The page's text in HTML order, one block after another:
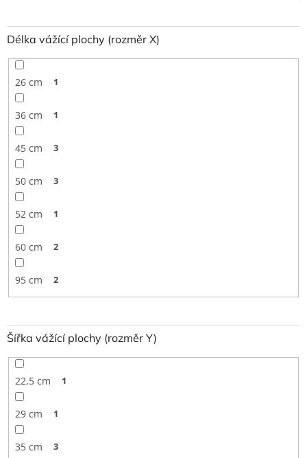
Délka vážící plochy (rozměr X)
26 cm 1
36 cm 1
45 cm 3
50 cm 3
52 cm 1
60 cm 2
95 cm 2
Šířka vážící plochy (rozměr Y)
22,5 cm 1
29 cm 1
35 cm 3